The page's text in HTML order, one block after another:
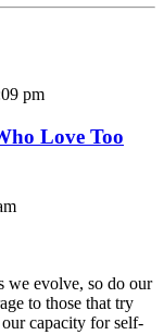
pm
Love Too
we evolve, so do our
to those that try
capacity for self-